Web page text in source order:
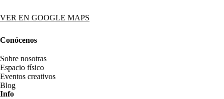
VER EN GOOGLE MAPS
Conócenos
Sobre nosotras
Espacio físico
Eventos creativos
Blog
Info